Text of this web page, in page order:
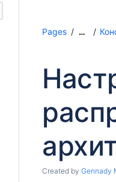
Pages …
Created by Gennady